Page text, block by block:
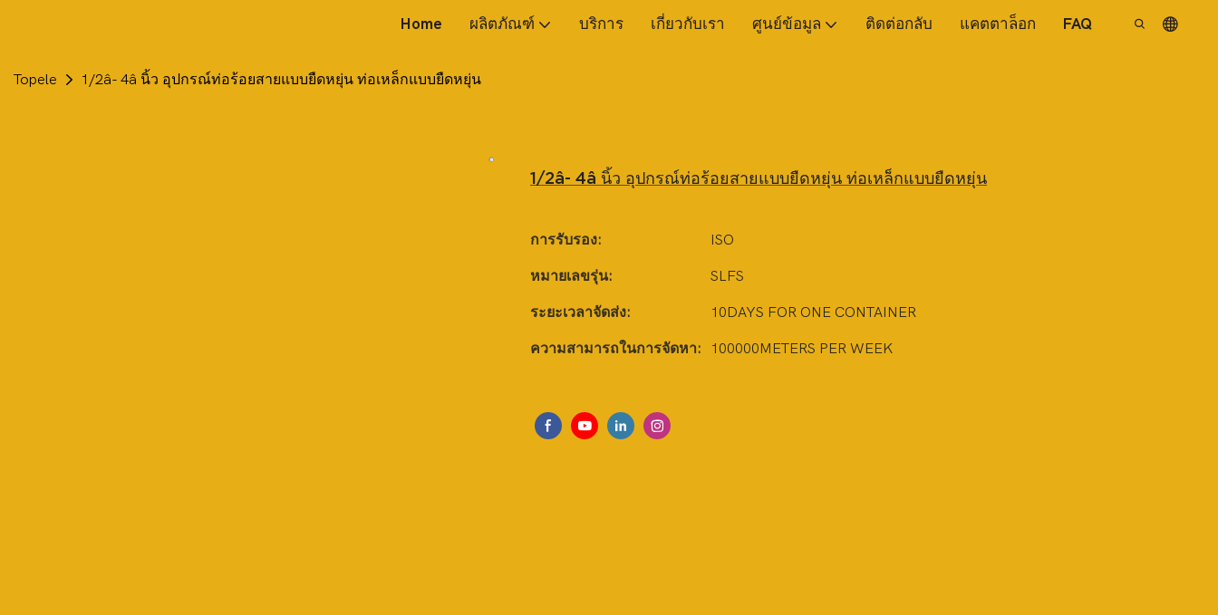
Home ผลิตภัณฑ์ บริการ เกี่ยวกับเรา ศูนย์ข้อมูล ติดต่อกลับ แคตตาล็อก FAQ
Topele 1/2â- 4â นิ้ว อุปกรณ์ท่อร้อยสายแบบยืดหยุ่น ท่อเหล็กแบบยืดหยุ่น
1/2â- 4â นิ้ว อุปกรณ์ท่อร้อยสายแบบยืดหยุ่น ท่อเหล็กแบบยืดหยุ่น
การรับรอง: ISO
หมายเลขรุ่น: SLFS
ระยะเวลาจัดส่ง: 10DAYS FOR ONE CONTAINER
ความสามารถในการจัดหา: 100000METERS PER WEEK